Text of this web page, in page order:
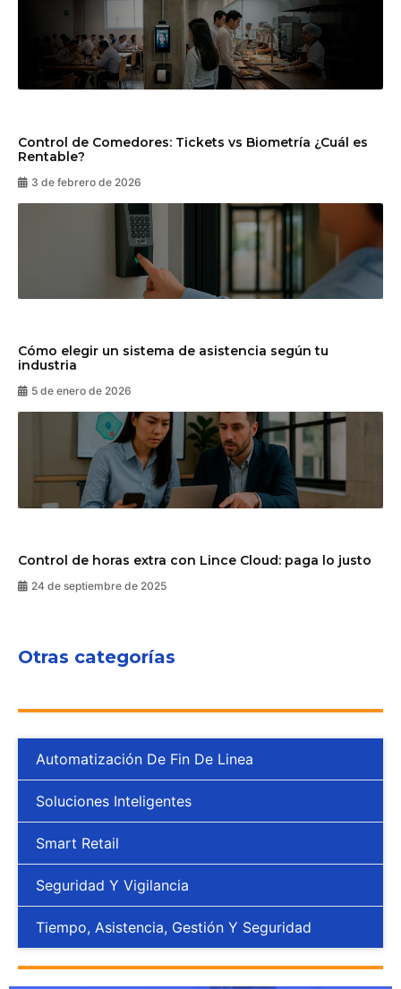
Control de Comedores: Tickets vs Biometría ¿Cuál es
Rentable?
3 de febrero de 2026
Cómo elegir un sistema de asistencia según tu
industria
5 de enero de 2026
Control de horas extra con Lince Cloud: paga lo justo
24 de septiembre de 2025
Otras categorías
Automatización De Fin De Linea
Soluciones Inteligentes
Smart Retail
Seguridad Y Vigilancia
Tiempo, Asistencia, Gestión Y Seguridad